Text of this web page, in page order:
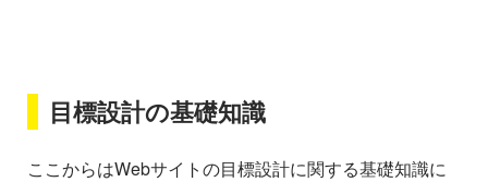
目標設計の基礎知識
ここからはWebサイトの目標設計に関する基礎知識に